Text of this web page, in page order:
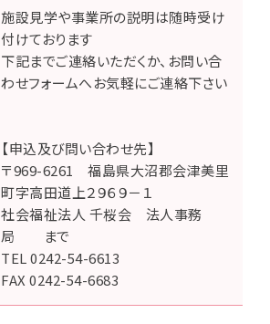
施設見学や事業所の説明は随時受け
付けております
下記までご連絡いただくか、お問い合
わせフォームへお気軽にご連絡下さい
【申込及び問い合わせ先】
〒969-6261 福島県大沼郡会津美里
町字高田道上２９６９－１
社会福祉法人 千桜会 法人事務
局 まで
TEL 0242-54-6613
FAX 0242-54-6683